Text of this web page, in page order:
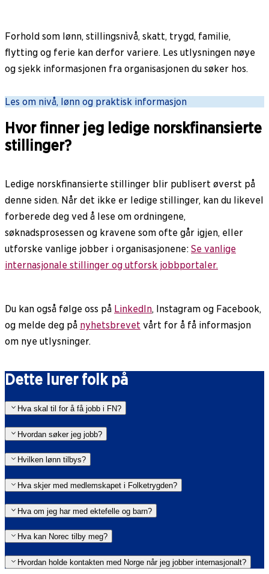
Forhold som lønn, stillingsnivå, skatt, trygd, familie,
flytting og ferie kan derfor variere. Les utlysningen nøye
og sjekk informasjonen fra organisasjonen du søker hos.
Les om nivå, lønn og praktisk informasjon
Hvor finner jeg ledige norskfinansierte
stillinger?
Ledige norskfinansierte stillinger blir publisert øverst på
denne siden. Når det ikke er ledige stillinger, kan du likevel
forberede deg ved å lese om ordningene,
søknadsprosessen og kravene som ofte går igjen, eller
utforske vanlige jobber i organisasjonene: Se vanlige
internasjonale stillinger og utforsk jobbportaler.
Du kan også følge oss på LinkedIn, Instagram og Facebook,
og melde deg på nyhetsbrevet vårt for å få informasjon
om nye utlysninger.
Dette lurer folk på
Hva skal til for å få jobb i FN?
Hvordan søker jeg jobb?
Hvilken lønn tilbys?
Hva skjer med medlemskapet i Folketrygden?
Hva om jeg har med ektefelle og barn?
Hva kan Norec tilby meg?
Hvordan holde kontakten med Norge når jeg jobber internasjonalt?